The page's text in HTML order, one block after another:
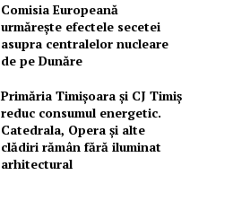
Comisia Europeană
urmărește efectele secetei
asupra centralelor nucleare
de pe Dunăre
Primăria Timișoara şi CJ Timiș
reduc consumul energetic.
Catedrala, Opera şi alte
clădiri rămân fără iluminat
arhitectural